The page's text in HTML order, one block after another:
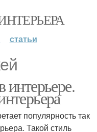
статьи
интерьере.
популярность так
Такой стиль